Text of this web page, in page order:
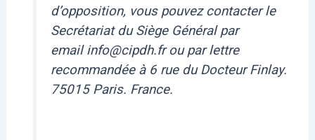
d’opposition, vous pouvez contacter le
Secrétariat du Siège Général par
email info@cipdh.fr ou par lettre
recommandée à 6 rue du Docteur Finlay.
75015 Paris. France.